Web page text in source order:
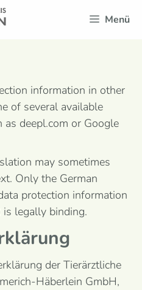
Menü
information in other
of several available
deepl.com or Google
may sometimes
Only the German
protection information
is legally binding.
der Tierärztliche
Häberlein GmbH,